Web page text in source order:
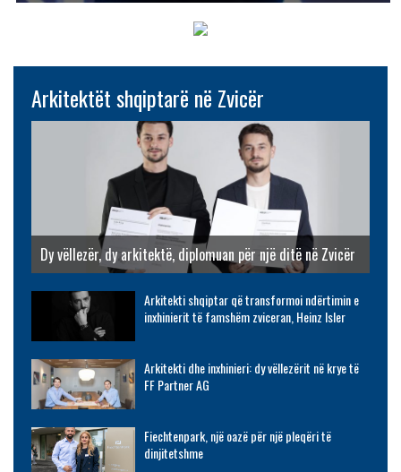
Arkitektët shqiptarë në Zvicër
Dy vëllezër, dy arkitektë, diplomuan për një ditë në Zvicër
Arkitekti shqiptar që transformoi ndërtimin e
inxhinierit të famshëm zviceran, Heinz Isler
Arkitekti dhe inxhinieri: dy vëllezërit në krye të
FF Partner AG
Fiechtenpark, një oazë për një pleqëri të
dinjitetshme